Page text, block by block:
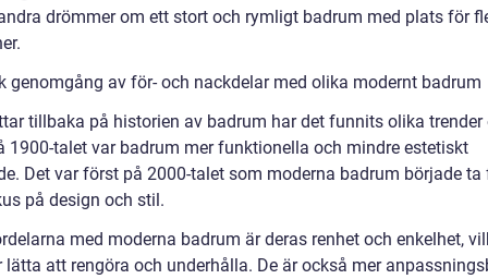
drömmer om ett stort och rymligt badrum med plats för
genomgång av för- och nackdelar med olika modernt badrum
tillbaka på historien av badrum har det funnits olika trender
1900-talet var badrum mer funktionella och mindre estetiskt
Det var först på 2000-talet som moderna badrum började ta
på design och stil.
med moderna badrum är deras renhet och enkelhet,
lätta att rengöra och underhålla. De är också mer